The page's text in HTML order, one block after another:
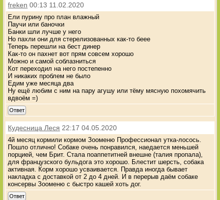
freken 00:13 11.02.2020
Ели пурину про план влажный
Паучи или баночки
Банки шли лучше у него
Но пахли они для стерелизованных как-то беее
Теперь перешли на бест динер
Как-то он пахнет вот прям совсем хорошо
Можно и самой соблазниться
Кот переходил на него постепенно
И никаких проблем не было
Едим уже месяца два
Ну ещё любим с ним на пару агушу или тёму мясную похомячить
вдвоём =)
Ответ
Кудесница Леся 22:17 04.05.2020
4й месяц кормили кормом Зооменю Профессионал утка-лосось.
Пошло отлично! Собаке очень понравился, наедается меньшей
порцией, чем Брит. Стала поаппетитней внешне (талия пропала),
для французского бульдога это хорошо. Блестит шерсть, собака
активная. Корм хорошо усваивается. Правда иногда бывает
накладка с доставкой от 2 до 4 дней. И в перерыв даём собаке
консервы Зооменю с быстро кашей хоть дог.
Ответ